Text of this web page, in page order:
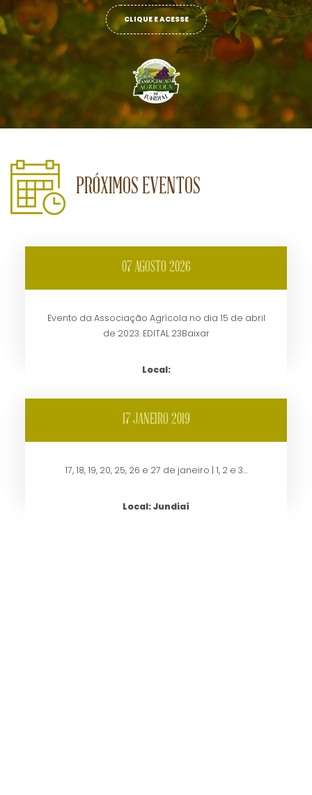
CLIQUE E ACESSE
PRÓXIMOS EVENTOS
07 AGOSTO 2026
Evento da Associação Agrícola no dia 15 de abril
de 2023. EDITAL 23Baixar
Local:
17 JANEIRO 2019
17, 18, 19, 20, 25, 26 e 27 de janeiro | 1, 2 e 3…
Local: Jundiaí